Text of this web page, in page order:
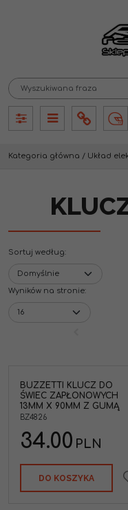
PanelPanelInfo
Kategoria główna / Układ
Sortuj według:
Wyników na stronie:
BUZZETTI KLUCZ DO
ŚWIEC ZAPŁONOWYCH
13MM X 90MM Z GUMĄ
BZ4826
34.00 PLN
DO KOSZYKA